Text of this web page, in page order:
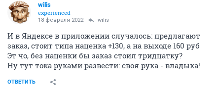
wilis
experienced
18 февраля 2022 wilis
И в Яндексе в приложении случалось: предлагают
заказ, стоит типа наценка +130, а на выходе 160 руб
Эт чо, без наценки бы заказ стоил тридцатку?
Ну тут тока руками развести: своя рука - владыка!
ОТВЕТИТЬ